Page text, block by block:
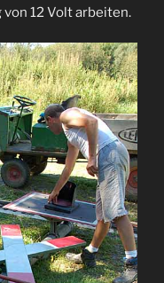
12 Volt arbeiten.